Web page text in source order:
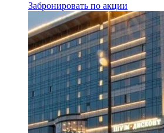
Забронировать по акции